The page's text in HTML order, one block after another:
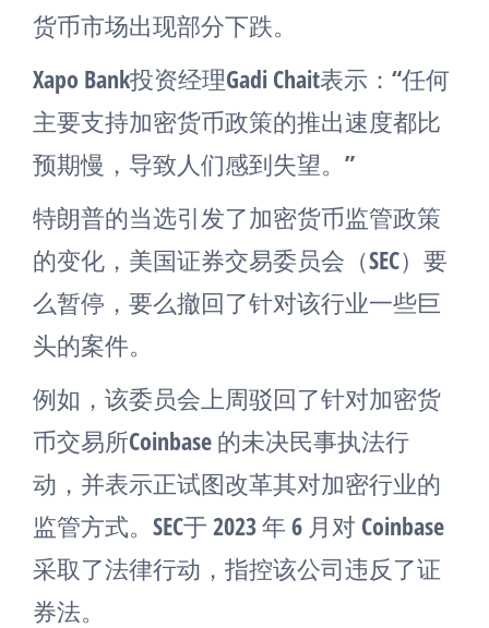
货币市场出现部分下跌。
Xapo Bank投资经理Gadi Chait表示：“任何
主要支持加密货币政策的推出速度都比
预期慢，导致人们感到失望。”
特朗普的当选引发了加密货币监管政策
的变化，美国证券交易委员会（SEC）要
么暂停，要么撤回了针对该行业一些巨
头的案件。
例如，该委员会上周驳回了针对加密货
币交易所Coinbase 的未决民事执法行
动，并表示正试图改革其对加密行业的
监管方式。SEC于 2023 年 6 月对 Coinbase
采取了法律行动，指控该公司违反了证
券法。